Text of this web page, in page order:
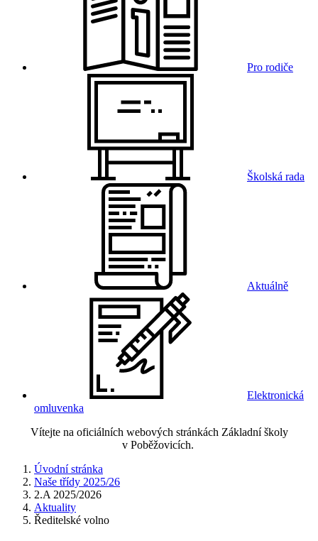
Pro rodiče
Školská rada
Aktuálně
Elektronická
omluvenka
Vítejte na oficiálních webových stránkách Základní školy
v Poběžovicích.
Úvodní stránka
Naše třídy 2025/26
2.A 2025/2026
Aktuality
Ředitelské volno